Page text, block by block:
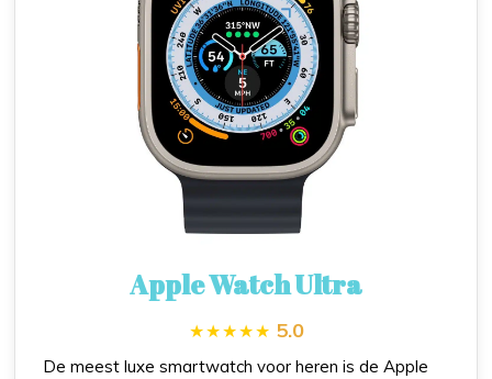
Apple Watch Ultra
5.0
De meest luxe smartwatch voor heren is de Apple